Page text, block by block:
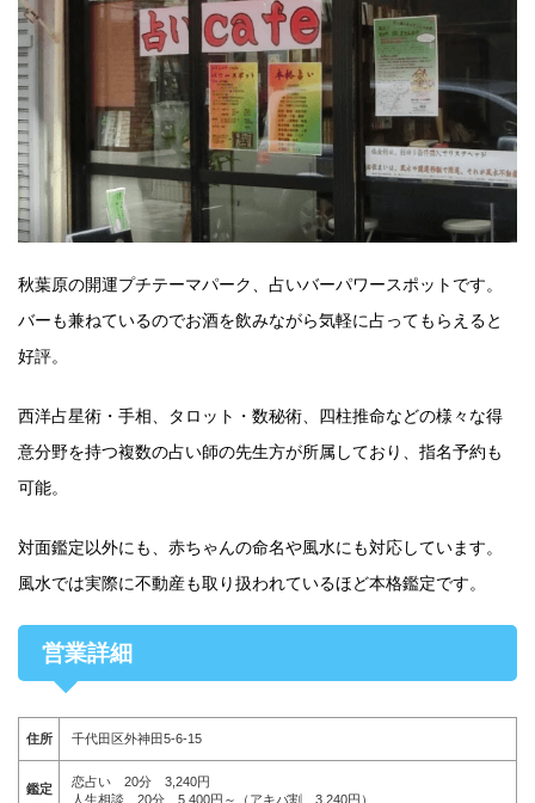
秋葉原の開運プチテーマパーク、占いバーパワースポットです。
バーも兼ねているのでお酒を飲みながら気軽に占ってもらえると
好評。
西洋占星術・手相、タロット・数秘術、四柱推命などの様々な得
意分野を持つ複数の占い師の先生方が所属しており、指名予約も
可能。
対面鑑定以外にも、赤ちゃんの命名や風水にも対応しています。
風水では実際に不動産も取り扱われているほど本格鑑定です。
営業詳細
住所 千代田区外神田5-6-15
鑑定
恋占い 20分 3,240円
人生相談 20分 5,400円～（アキバ割 3,240円）